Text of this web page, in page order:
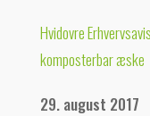
Hvidovre
komposterbar æske
29. august 2017